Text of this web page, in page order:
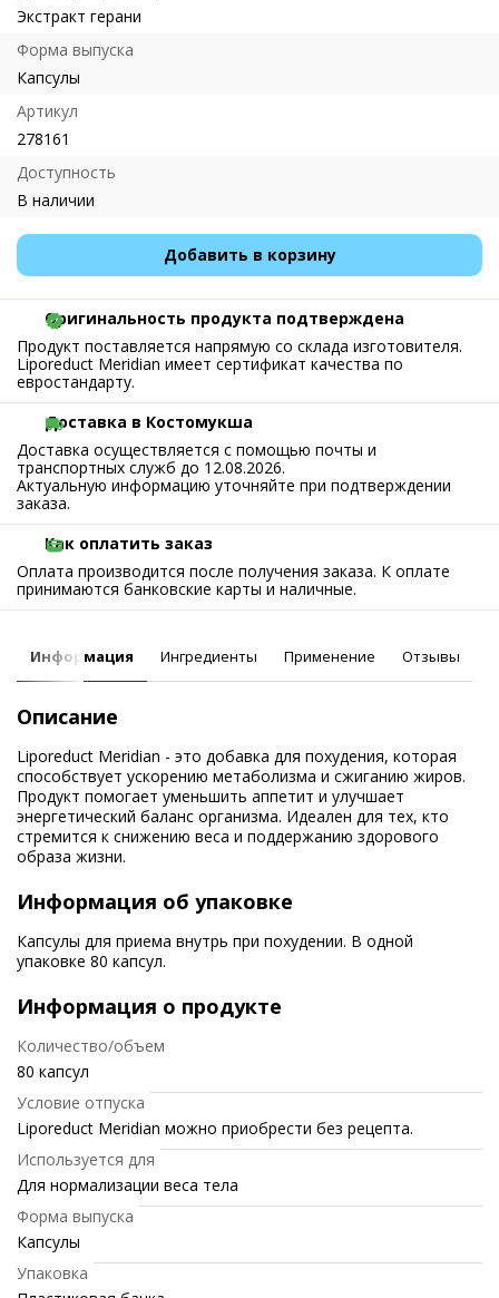
Экстракт герани
Форма выпуска
Капсулы
Артикул
278161
Доступность
В наличии
Добавить в корзину
Оригинальность продукта подтверждена
Продукт поставляется напрямую со склада изготовителя.
Liporeduct Meridian имеет сертификат качества по
евростандарту.
Доставка в Костомукша
Доставка осуществляется с помощью почты и
транспортных служб до 12.08.2026.
Актуальную информацию уточняйте при подтверждении
заказа.
Как оплатить заказ
Оплата производится после получения заказа. К оплате
принимаются банковские карты и наличные.
Информация Ингредиенты Применение Отзывы
Описание
Liporeduct Meridian - это добавка для похудения, которая
способствует ускорению метаболизма и сжиганию жиров.
Продукт помогает уменьшить аппетит и улучшает
энергетический баланс организма. Идеален для тех, кто
стремится к снижению веса и поддержанию здорового
образа жизни.
Информация об упаковке
Капсулы для приема внутрь при похудении. В одной
упаковке 80 капсул.
Информация о продукте
Количество/объем
80 капсул
Условие отпуска
Liporeduct Meridian можно приобрести без рецепта.
Используется для
Для нормализации веса тела
Форма выпуска
Капсулы
Упаковка